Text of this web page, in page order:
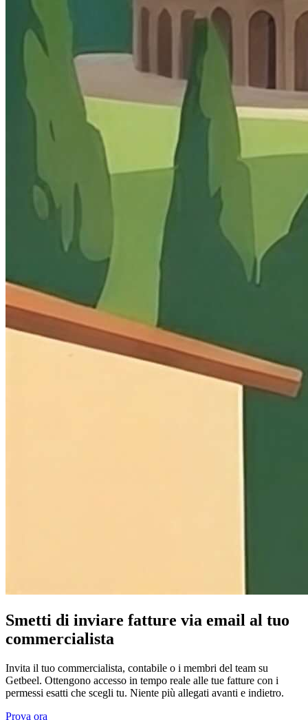
Smetti di inviare fatture via email al tuo
commercialista
Invita il tuo commercialista, contabile o i membri del team su
Getbeel. Ottengono accesso in tempo reale alle tue fatture con i
permessi esatti che scegli tu. Niente più allegati avanti e indietro.
Prova ora